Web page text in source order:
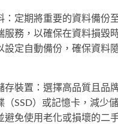
：定期將重要的資料備份
服務，以確保在資料損毀
設定自動備份，確保資料
存裝置：選擇高品質且品
（SSD）或記憶卡，減少
避免使用老化或損壞的二